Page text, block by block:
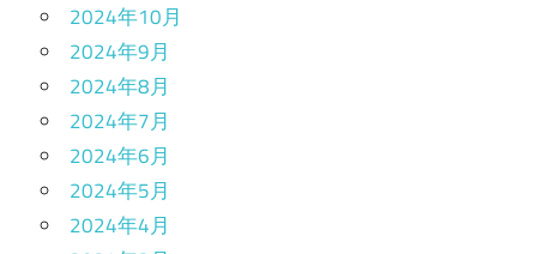
2024年10月
2024年9月
2024年8月
2024年7月
2024年6月
2024年5月
2024年4月